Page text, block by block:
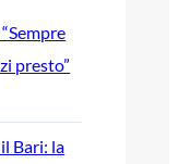
presto”
Bari: la